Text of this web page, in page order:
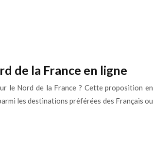
de la France en ligne
le Nord de la France ? Cette proposition en
les destinations préférées des Français ou